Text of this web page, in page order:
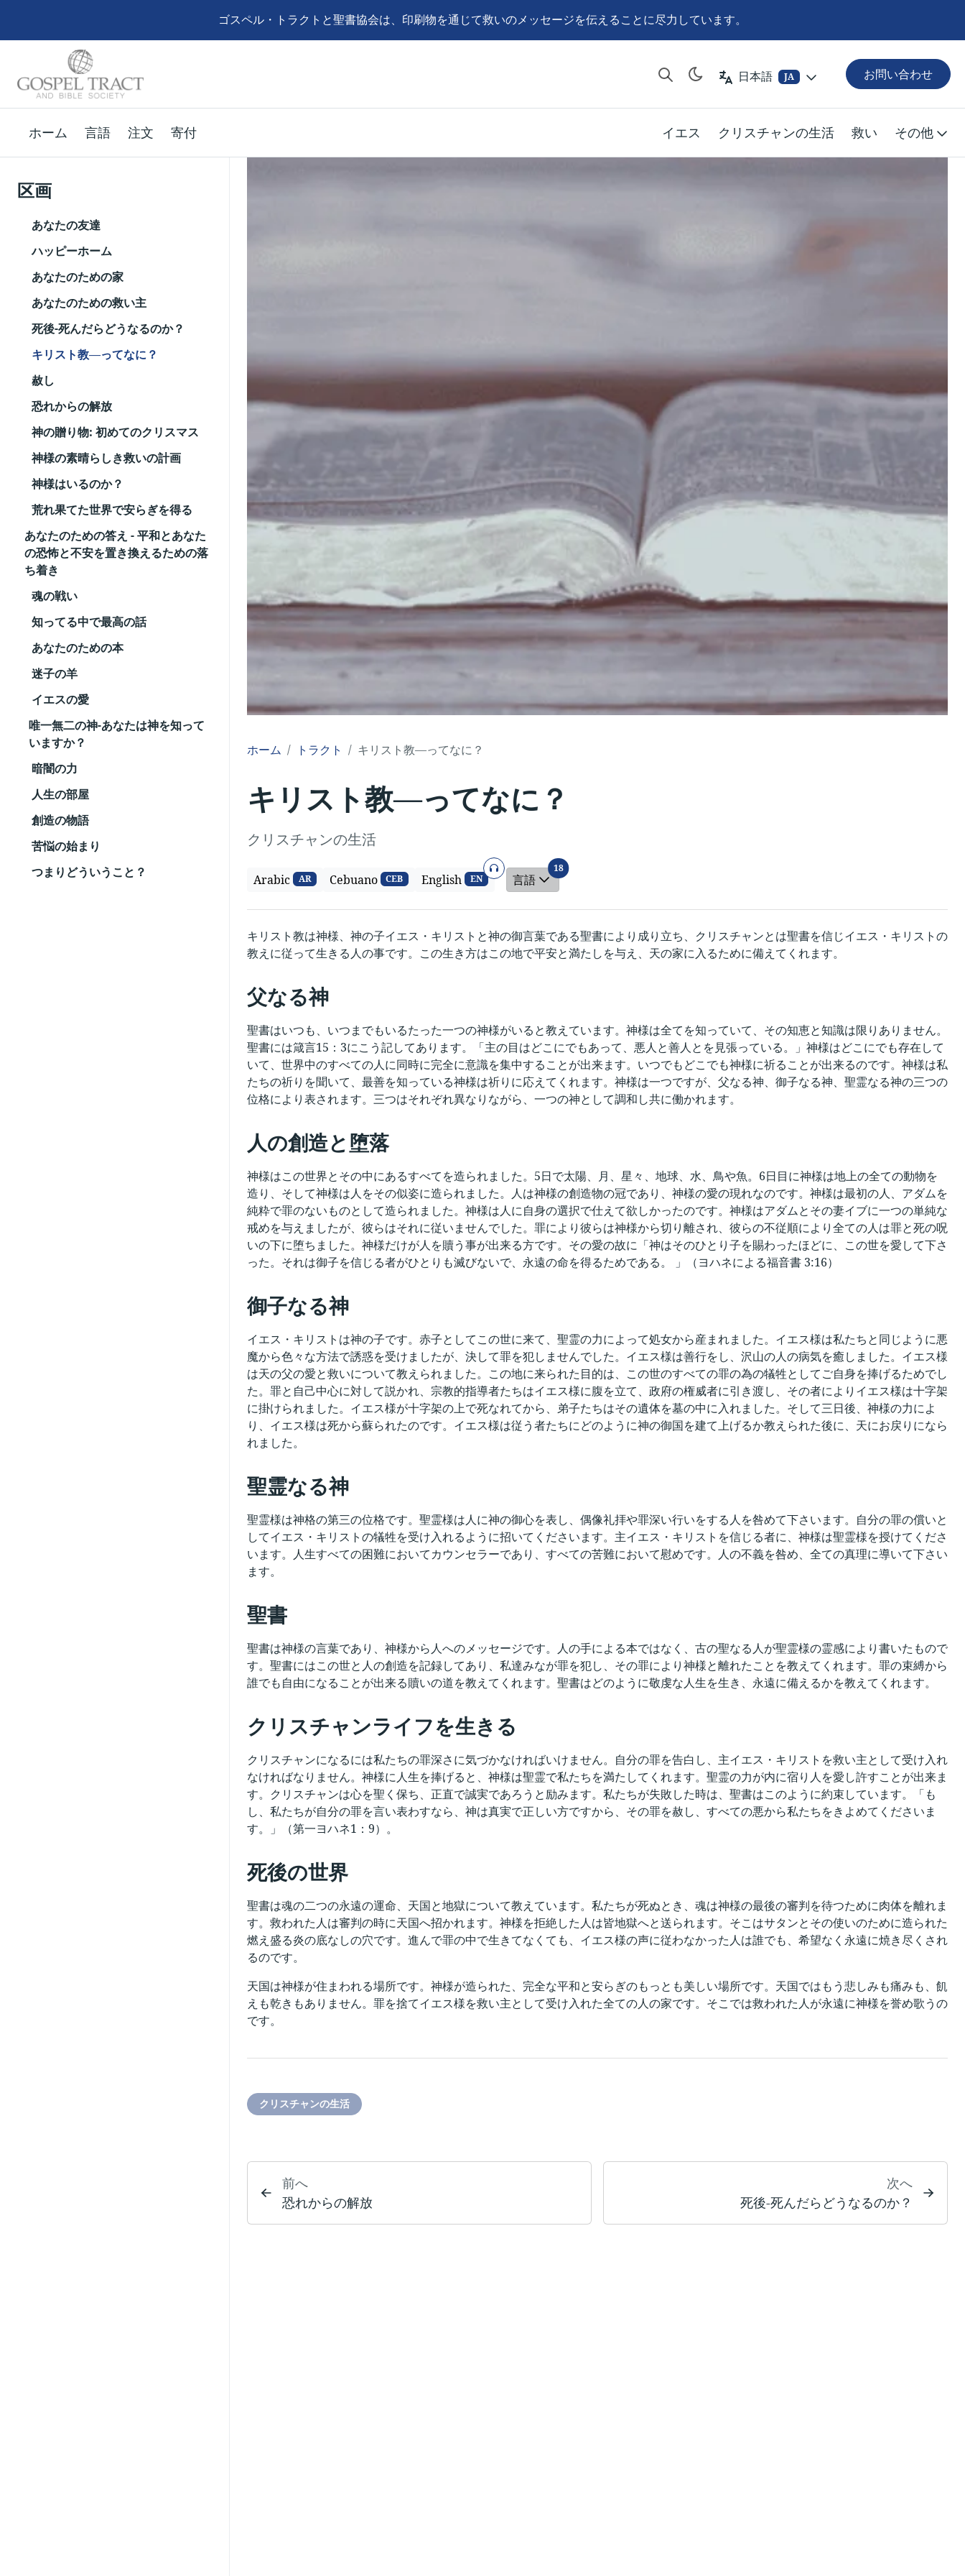
ゴスペル・トラクトと聖書協会は、印刷物を通じて救いのメッセージを伝えることに尽力しています。
日本語 JA お問い合わせ
ホーム 言語 注文 寄付 イエス クリスチャンの生活 救い その他
区画
あなたの友達
ハッピーホーム
あなたのための家
あなたのための救い主
死後-死んだらどうなるのか？
キリスト教―ってなに？
赦し
恐れからの解放
神の贈り物: 初めてのクリスマス
神様の素晴らしき救いの計画
神様はいるのか？
荒れ果てた世界で安らぎを得る
あなたのための答え - 平和とあなた
の恐怖と不安を置き換えるための落
ち着き
魂の戦い
知ってる中で最高の話
あなたのための本
迷子の羊
イエスの愛
唯一無二の神-あなたは神を知って
いますか？
暗闇の力
人生の部屋
創造の物語
苦悩の始まり
つまりどういうこと？
ホーム トラクト キリスト教―ってなに？
キリスト教―ってなに？
クリスチャンの生活
Arabic AR Cebuano CEB English EN
オーディオ
言語
18言語
キリスト教は神様、神の子イエス・キリストと神の御言葉である聖書により成り立ち、クリスチャンとは聖書を信じイエス・キリストの
教えに従って生きる人の事です。この生き方はこの地で平安と満たしを与え、天の家に入るために備えてくれます。
父なる神
聖書はいつも、いつまでもいるたった一つの神様がいると教えています。神様は全てを知っていて、その知恵と知識は限りありません。
聖書には箴言15：3にこう記してあります。「主の目はどこにでもあって、悪人と善人とを見張っている。」神様はどこにでも存在して
いて、世界中のすべての人に同時に完全に意識を集中することが出来ます。いつでもどこでも神様に祈ることが出来るのです。神様は私
たちの祈りを聞いて、最善を知っている神様は祈りに応えてくれます。神様は一つですが、父なる神、御子なる神、聖霊なる神の三つの
位格により表されます。三つはそれぞれ異なりながら、一つの神として調和し共に働かれます。
人の創造と堕落
神様はこの世界とその中にあるすべてを造られました。5日で太陽、月、星々、地球、水、鳥や魚。6日目に神様は地上の全ての動物を
造り、そして神様は人をその似姿に造られました。人は神様の創造物の冠であり、神様の愛の現れなのです。神様は最初の人、アダムを
純粋で罪のないものとして造られました。神様は人に自身の選択で仕えて欲しかったのです。神様はアダムとその妻イブに一つの単純な
戒めを与えましたが、彼らはそれに従いませんでした。罪により彼らは神様から切り離され、彼らの不従順により全ての人は罪と死の呪
いの下に堕ちました。神様だけが人を贖う事が出来る方です。その愛の故に「神はそのひとり子を賜わったほどに、この世を愛して下さ
った。それは御子を信じる者がひとりも滅びないで、永遠の命を得るためである。 」（ヨハネによる福音書 3:16）
御子なる神
イエス・キリストは神の子です。赤子としてこの世に来て、聖霊の力によって処女から産まれました。イエス様は私たちと同じように悪
魔から色々な方法で誘惑を受けましたが、決して罪を犯しませんでした。イエス様は善行をし、沢山の人の病気を癒しました。イエス様
は天の父の愛と救いについて教えられました。この地に来られた目的は、この世のすべての罪の為の犠牲としてご自身を捧げるためでし
た。罪と自己中心に対して説かれ、宗教的指導者たちはイエス様に腹を立て、政府の権威者に引き渡し、その者によりイエス様は十字架
に掛けられました。イエス様が十字架の上で死なれてから、弟子たちはその遺体を墓の中に入れました。そして三日後、神様の力によ
り、イエス様は死から蘇られたのです。イエス様は従う者たちにどのように神の御国を建て上げるか教えられた後に、天にお戻りになら
れました。
聖霊なる神
聖霊様は神格の第三の位格です。聖霊様は人に神の御心を表し、偶像礼拝や罪深い行いをする人を咎めて下さいます。自分の罪の償いと
してイエス・キリストの犠牲を受け入れるように招いてくださいます。主イエス・キリストを信じる者に、神様は聖霊様を授けてくださ
います。人生すべての困難においてカウンセラーであり、すべての苦難において慰めです。人の不義を咎め、全ての真理に導いて下さい
ます。
聖書
聖書は神様の言葉であり、神様から人へのメッセージです。人の手による本ではなく、古の聖なる人が聖霊様の霊感により書いたもので
す。聖書にはこの世と人の創造を記録してあり、私達みなが罪を犯し、その罪により神様と離れたことを教えてくれます。罪の束縛から
誰でも自由になることが出来る贖いの道を教えてくれます。聖書はどのように敬虔な人生を生き、永遠に備えるかを教えてくれます。
クリスチャンライフを生きる
クリスチャンになるには私たちの罪深さに気づかなければいけません。自分の罪を告白し、主イエス・キリストを救い主として受け入れ
なければなりません。神様に人生を捧げると、神様は聖霊で私たちを満たしてくれます。聖霊の力が内に宿り人を愛し許すことが出来ま
す。クリスチャンは心を聖く保ち、正直で誠実であろうと励みます。私たちが失敗した時は、聖書はこのように約束しています。「も
し、私たちが自分の罪を言い表わすなら、神は真実で正しい方ですから、その罪を赦し、すべての悪から私たちをきよめてくださいま
す。」（第一ヨハネ1：9）。
死後の世界
聖書は魂の二つの永遠の運命、天国と地獄について教えています。私たちが死ぬとき、魂は神様の最後の審判を待つために肉体を離れま
す。救われた人は審判の時に天国へ招かれます。神様を拒絶した人は皆地獄へと送られます。そこはサタンとその使いのために造られた
燃え盛る炎の底なしの穴です。進んで罪の中で生きてなくても、イエス様の声に従わなかった人は誰でも、希望なく永遠に焼き尽くされ
るのです。
天国は神様が住まわれる場所です。神様が造られた、完全な平和と安らぎのもっとも美しい場所です。天国ではもう悲しみも痛みも、飢
えも乾きもありません。罪を捨てイエス様を救い主として受け入れた全ての人の家です。そこでは救われた人が永遠に神様を誉め歌うの
です。
クリスチャンの生活
前へ
恐れからの解放
次へ
死後-死んだらどうなるのか？